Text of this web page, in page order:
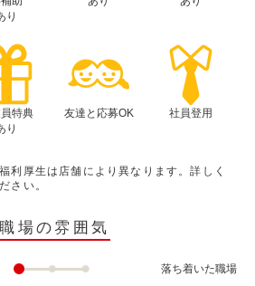
り
特典
り
友達と応募OK 社員登用
利厚生は店舗により異なります。詳しく
さい。
職場の雰囲気
落ち着いた職場